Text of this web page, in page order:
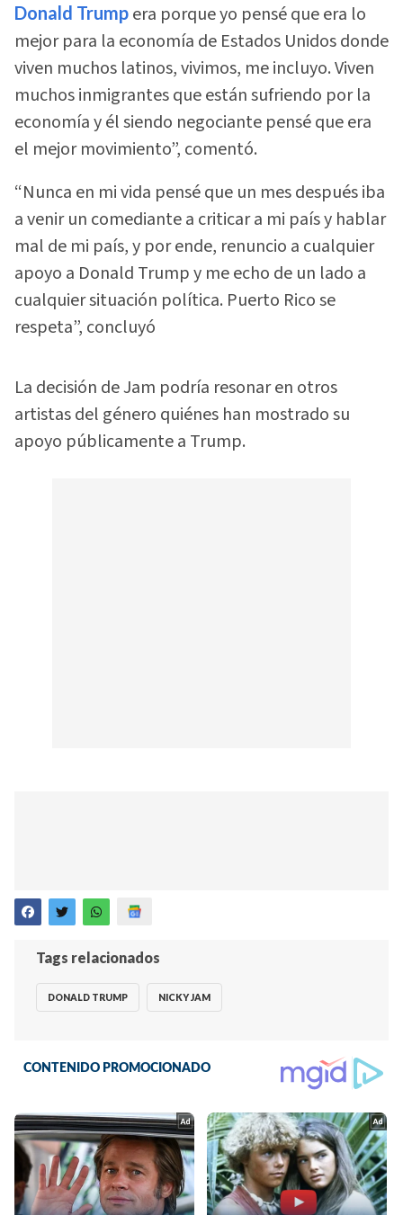
Donald Trump era porque yo pensé que era lo
mejor para la economía de Estados Unidos donde
viven muchos latinos, vivimos, me incluyo. Viven
muchos inmigrantes que están sufriendo por la
economía y él siendo negociante pensé que era
el mejor movimiento”, comentó.
“Nunca en mi vida pensé que un mes después iba
a venir un comediante a criticar a mi país y hablar
mal de mi país, y por ende, renuncio a cualquier
apoyo a Donald Trump y me echo de un lado a
cualquier situación política. Puerto Rico se
respeta”, concluyó
La decisión de Jam podría resonar en otros
artistas del género quiénes han mostrado su
apoyo públicamente a Trump.
Tags relacionados
DONALD TRUMP NICKY JAM